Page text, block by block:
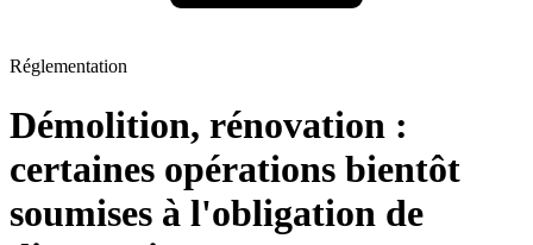
Réglementation
Démolition, rénovation :
certaines opérations bientôt
soumises à l'obligation de